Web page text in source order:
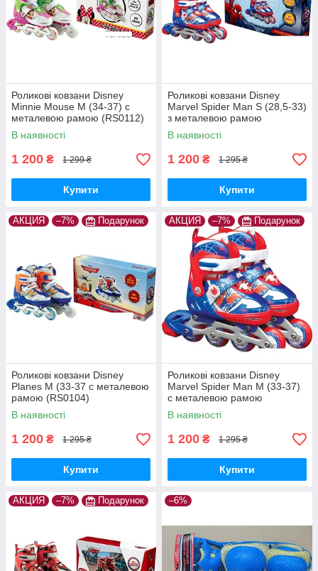
Роликові ковзани Disney
Minnie Mouse M (34-37) c
металевою рамою (RS0112)
В наявності
1 200 ₴ 1 299 ₴
Купити
Роликові ковзани Disney
Marvel Spider Man S (28,5-33)
з металевою рамою
(RS0109)
В наявності
1 200 ₴ 1 295 ₴
Купити
АКЦИЯ –7% Подарунок
Роликові ковзани Disney
Planes М (33-37 c металевою
рамою (RS0104)
В наявності
1 200 ₴ 1 295 ₴
Купити
АКЦИЯ –7% Подарунок
Роликові ковзани Disney
Marvel Spider Man M (33-37)
c металевою рамою
(RS0110)
В наявності
1 200 ₴ 1 295 ₴
Купити
АКЦИЯ –7% Подарунок –6%